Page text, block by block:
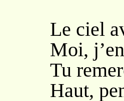
Le ciel
Moi,
Tu
Haut,